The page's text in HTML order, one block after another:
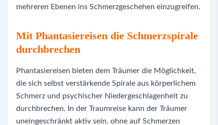
mehreren Ebenen ins Schmerzgeschehen einzugreifen.
Mit Phantasiereisen die Schmerzspirale
durchbrechen
Phantasiereisen bieten dem Träumer die Möglichkeit,
die sich selbst verstärkende Spirale aus körperlichem
Schmerz und psychischer Niedergeschlagenheit zu
durchbrechen. In der Traumreise kann der Träumer
uneingeschränkt aktiv sein, ohne auf Schmerzen